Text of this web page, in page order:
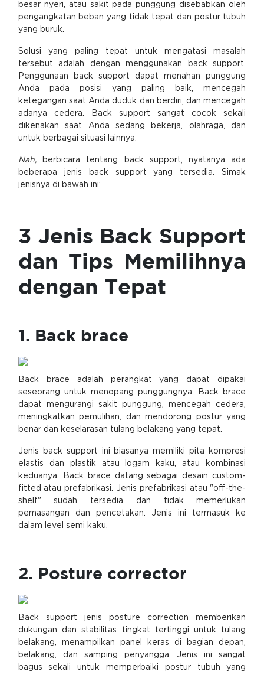
besar nyeri, atau sakit pada punggung disebabkan oleh
pengangkatan beban yang tidak tepat dan postur tubuh
yang buruk.
Solusi yang paling tepat untuk mengatasi masalah
tersebut adalah dengan menggunakan back support.
Penggunaan back support dapat menahan punggung
Anda pada posisi yang paling baik, mencegah
ketegangan saat Anda duduk dan berdiri, dan mencegah
adanya cedera. Back support sangat cocok sekali
dikenakan saat Anda sedang bekerja, olahraga, dan
untuk berbagai situasi lainnya.
Nah,berbicara tentang back support, nyatanya ada
beberapa jenis back support yang tersedia. Simak
jenisnya di bawah ini:
3 Jenis Back Support
dan Tips Memilihnya
dengan Tepat
1. Back brace
Back brace adalah perangkat yang dapat dipakai
seseorang untuk menopang punggungnya. Back brace
dapat mengurangi sakit punggung, mencegah cedera,
meningkatkan pemulihan, dan mendorong postur yang
benar dan keselarasan tulang belakang yang tepat.
Jenis back support ini biasanya memiliki pita kompresi
elastis dan plastik atau logam kaku, atau kombinasi
keduanya. Back brace datang sebagai desain custom-
fitted atau prefabrikasi. Jenis prefabrikasi atau "off-the-
shelf" sudah tersedia dan tidak memerlukan
pemasangan dan pencetakan. Jenis ini termasuk ke
dalam level semi kaku.
2. Posture corrector
Back support jenis posture correction memberikan
dukungan dan stabilitas tingkat tertinggi untuk tulang
belakang, menampilkan panel keras di bagian depan,
belakang, dan samping penyangga. Jenis ini sangat
bagus sekali untuk memperbaiki postur tubuh yang